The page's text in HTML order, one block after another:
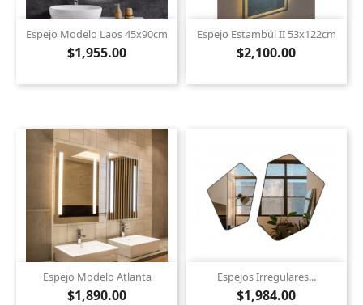
Espejo Modelo Laos 45x90cm
$1,955.00
Espejo Estambúl II 53x122cm
$2,100.00
Espejo Modelo Atlanta
$1,890.00
Espejos Irregulares...
$1,984.00